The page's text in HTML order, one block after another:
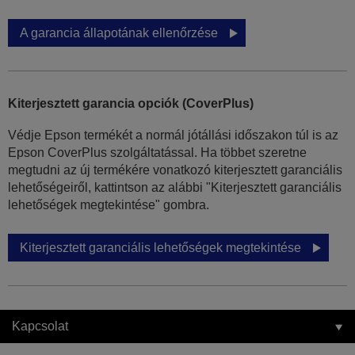
A garancia állapotának ellenőrzése
Kiterjesztett garancia opciók (CoverPlus)
Védje Epson termékét a normál jótállási időszakon túl is az
Epson CoverPlus szolgáltatással. Ha többet szeretne
megtudni az új termékére vonatkozó kiterjesztett garanciális
lehetőségeiről, kattintson az alábbi "Kiterjesztett garanciális
lehetőségek megtekintése" gombra.
Kiterjesztett garanciális lehetőségek megtekintése
Kapcsolat